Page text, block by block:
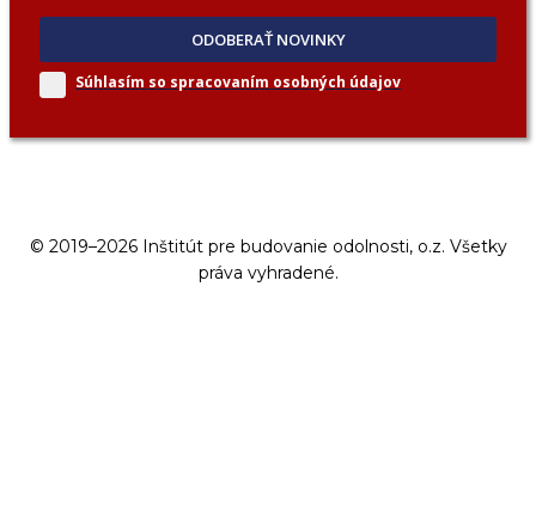
ODOBERAŤ NOVINKY
Súhlasím so spracovaním osobných údajov
© 2019–2026 Inštitút pre budovanie odolnosti, o.z. Všetky
práva vyhradené.